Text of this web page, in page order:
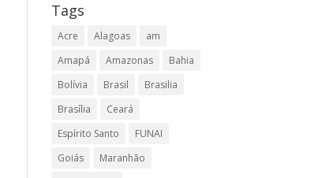
Tags
Acre Alagoas
am
Amapá
Amazonas
Bahia
Bolívia
Brasil
Brasilia
Brasília
Ceará
Espírito Santo
FUNAI
Goiás
Maranhão